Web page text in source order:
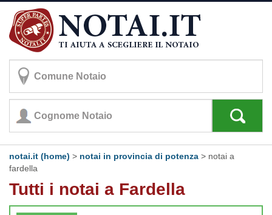
notai.it (home) > notai in provincia di potenza > notai a
fardella
Tutti i notai a Fardella